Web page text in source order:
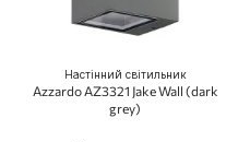
Настінний світильник
Azzardo AZ3321 Jake Wall (dark
grey)